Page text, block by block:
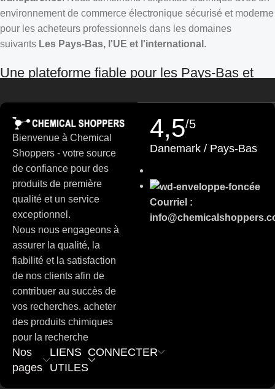
environnement de commerce électronique sécurisé et moderne
pour les acheteurs professionnels dans les domaines
suivants Les Pays-Bas, l'UE et l'international .
Une plateforme fiable pour les Pays-Bas et
Chemical Shoppers a été conçu pour répondre aux exigences
élevées du marché européen de la recherche et de l'industrie.
Nous travaillons avecfournisseurs auditéset s'efforcent
d'obtenir une qualité de produit constante, des informations
claires sur l'origine et une documentation professionnelle sur
les produits.
À quoi s'attendre ?
Des spécifications de produits claires
FDS/FDS(fiche de données de sécurité) lorsqu'elle est
disponible
Une qualité constante pour
industriels
Bienvenue à Chemical
Shoppers - votre source
de confiance pour des
produits de première
qualité et un service
exceptionnel.
Nous nous engageons à
assurer la qualité, la
fiabilité et la satisfaction
de nos clients afin de
contribuer au succès de
vos recherches. acheter
des produits chimiques
pour la recherche
Nos
pages
LIENS
UTILES
CONNECTER
4,5/5
Danemark / Pays-Bas
Courriel :
Russian
Danish
German (Austria)
Estonian
Croatian